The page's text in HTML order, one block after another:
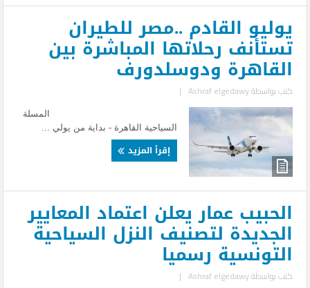
يوليو القادم ..مصر للطيران
تستأنف رحلاتها المباشرة بين
القاهرة ودوسلدورف
كتب بواسطةAshraf elgedawy
|
المسلة
السياحية القاهرة - بداية من يولي ...
إقرأ المزيد
الحبيب عمار يعلن اعتماد المعايير
الجديدة لتصنيف النزل السياحية
التونسية رسميا
كتب بواسطةAshraf elgedawy
|